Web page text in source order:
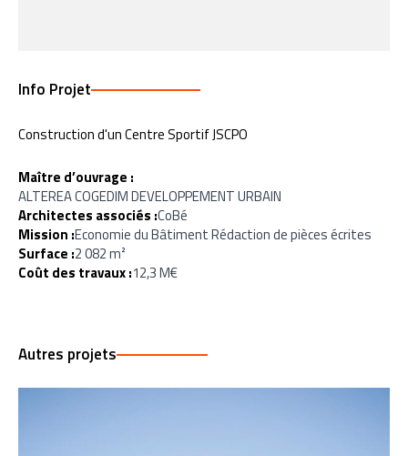
Info Projet
Construction d'un Centre Sportif JSCPO
Maître d’ouvrage :
ALTEREA COGEDIM DEVELOPPEMENT URBAIN
Architectes associés :CoBé
Mission :Economie du Bâtiment Rédaction de pièces écrites
Surface :2 082 m²
Coût des travaux :12,3 M€
Autres projets